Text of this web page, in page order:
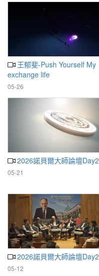
王郁斐-Push Yourself My
exchange life
05-26
2026諾貝爾大師論壇Day2
05-21
2026諾貝爾大師論壇Day2
05-12